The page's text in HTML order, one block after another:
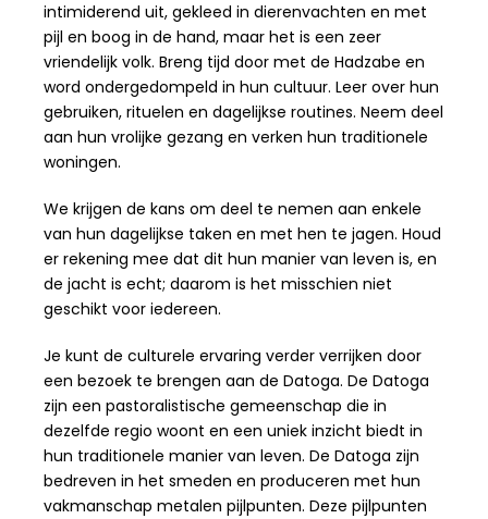
intimiderend uit, gekleed in dierenvachten en met
pijl en boog in de hand, maar het is een zeer
vriendelijk volk. Breng tijd door met de Hadzabe en
word ondergedompeld in hun cultuur. Leer over hun
gebruiken, rituelen en dagelijkse routines. Neem deel
aan hun vrolijke gezang en verken hun traditionele
woningen.
We krijgen de kans om deel te nemen aan enkele
van hun dagelijkse taken en met hen te jagen. Houd
er rekening mee dat dit hun manier van leven is, en
de jacht is echt; daarom is het misschien niet
geschikt voor iedereen.
Je kunt de culturele ervaring verder verrijken door
een bezoek te brengen aan de Datoga. De Datoga
zijn een pastoralistische gemeenschap die in
dezelfde regio woont en een uniek inzicht biedt in
hun traditionele manier van leven. De Datoga zijn
bedreven in het smeden en produceren met hun
vakmanschap metalen pijlpunten. Deze pijlpunten